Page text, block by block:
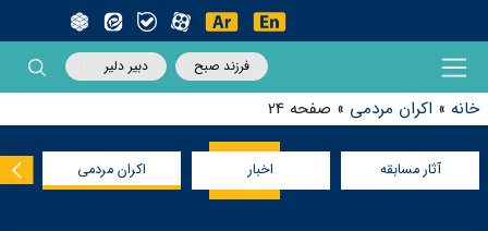
فرزند صبح دبیر دلیر
خانه » اکران مردمی » صفحه 24
آثار مسابقه اخبار اکران مردمی